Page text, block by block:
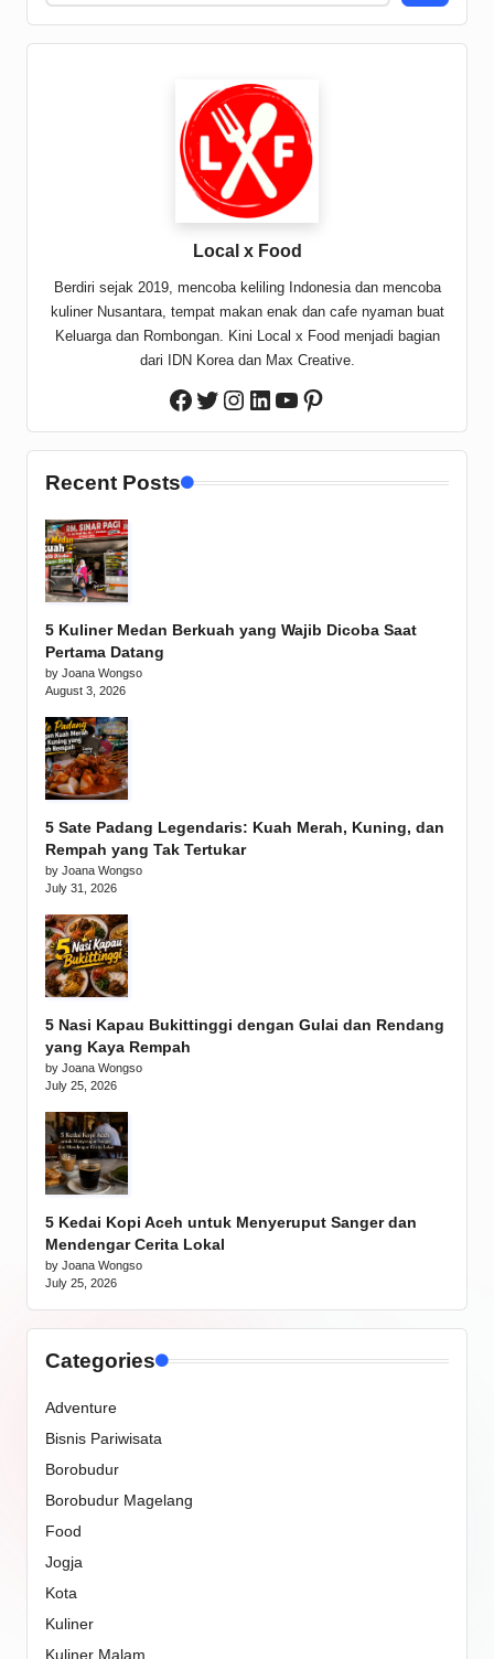
Local x Food
Berdiri sejak 2019, mencoba keliling Indonesia dan mencoba
kuliner Nusantara, tempat makan enak dan cafe nyaman buat
Keluarga dan Rombongan. Kini Local x Food menjadi bagian
dari IDN Korea dan Max Creative.
Facebook
Twitter
Instagram
LinkedIn
YouTube
Pinterest
Recent Posts
5 Kuliner Medan Berkuah yang Wajib Dicoba Saat
Pertama Datang
by Joana Wongso
August 3, 2026
5 Sate Padang Legendaris: Kuah Merah, Kuning, dan
Rempah yang Tak Tertukar
by Joana Wongso
July 31, 2026
5 Nasi Kapau Bukittinggi dengan Gulai dan Rendang
yang Kaya Rempah
by Joana Wongso
July 25, 2026
5 Kedai Kopi Aceh untuk Menyeruput Sanger dan
Mendengar Cerita Lokal
by Joana Wongso
July 25, 2026
Categories
Adventure
Bisnis Pariwisata
Borobudur
Borobudur Magelang
Food
Jogja
Kota
Kuliner
Kuliner Malam